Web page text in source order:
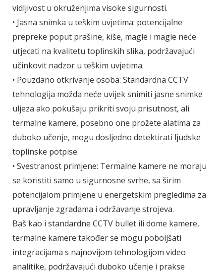
vidljivost u okruženjima visoke sigurnosti.
• Jasna snimka u teškim uvjetima: potencijalne
prepreke poput prašine, kiše, magle i magle neće
utjecati na kvalitetu toplinskih slika, podržavajući
učinkovit nadzor u teškim uvjetima.
• Pouzdano otkrivanje osoba: Stan­dardna CCTV
tehnologija možda neće uvijek snimiti jasne snimke
uljeza ako pokušaju prikriti svoju prisutnost, ali
termalne kamere, posebno one prožete alatima za
duboko učenje, mogu dosljedno detektirati ljudske
toplinske potpise.
• Svestranost primjene: Termalne kamere ne moraju
se koristiti samo u sigurnosne svrhe, sa širim
potencijalom primjene u energetskim pregledima za
upravljanje zgradama i održavanje strojeva.
Baš kao i standardne CCTV bullet ili dome kamere,
termalne kamere također se mogu poboljšati
integracijama s najnovijom tehnologijom video
analitike, podržavajući duboko učenje i prakse